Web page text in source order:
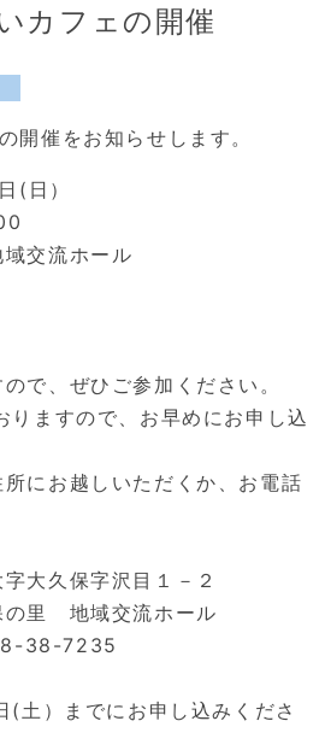
カフェの開催
開催をお知らせします。
(日）
交流ホール
で、ぜひご参加ください。
りますので、お早めにお申し込
にお越しいただくか、お電話
大久保字沢目１－２
域交流ホール
38-7235
土）までにお申し込みくださ